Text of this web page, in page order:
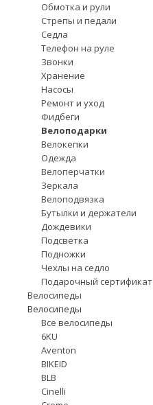
Обмотка и рули
Стрепы и педали
Седла
Телефон на руле
Звонки
Хранение
Насосы
Ремонт и уход
Фидбеги
Велоподарки
Велокепки
Одежда
Велоперчатки
Зеркала
Велоподвязка
Бутылки и держатели
Дождевики
Подсветка
Подножки
Чехлы на седло
Подарочный сертификат
Велосипеды
Велосипеды
Все велосипеды
6KU
Aventon
BIKEID
BLB
Cinelli